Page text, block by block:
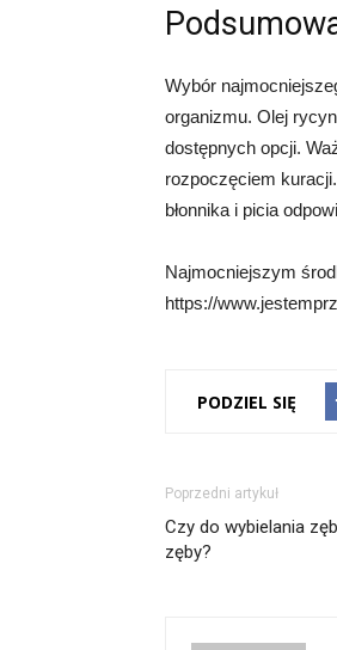
Wybór
organizmu. Olej
dostępnych opcji.
rozpoczęciem
błonnika i picia
Najmocniejszym
https://
PODZIEL SIĘ
Poprzedni artykuł
Czy do wybielania
zęby?